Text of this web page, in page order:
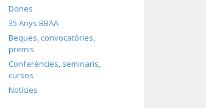
Dones
35 Anys BBAA
Beques, convocatòries,
premis
Conferències, seminaris,
cursos
Notícies